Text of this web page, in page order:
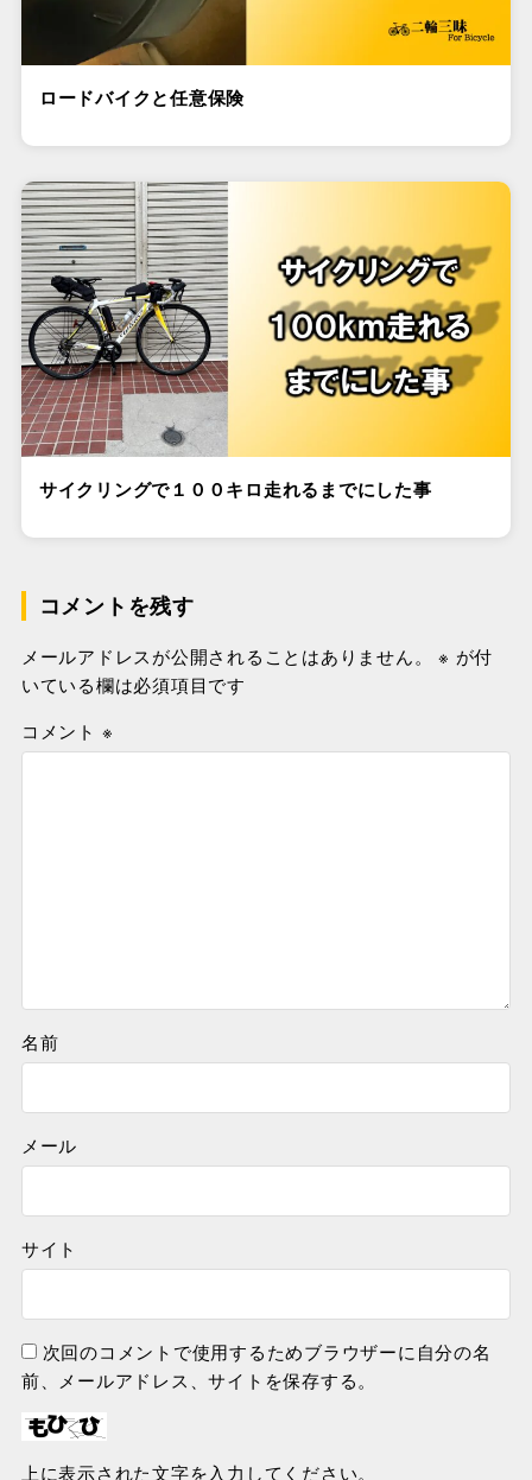
ロードバイクと任意保険
サイクリングで１００キロ走れるまでにした事
コメントを残す
メールアドレスが公開されることはありません。 ※ が付
いている欄は必須項目です
コメント ※
名前
メール
サイト
次回のコメントで使用するためブラウザーに自分の名
前、メールアドレス、サイトを保存する。
上に表示された文字を入力してください。